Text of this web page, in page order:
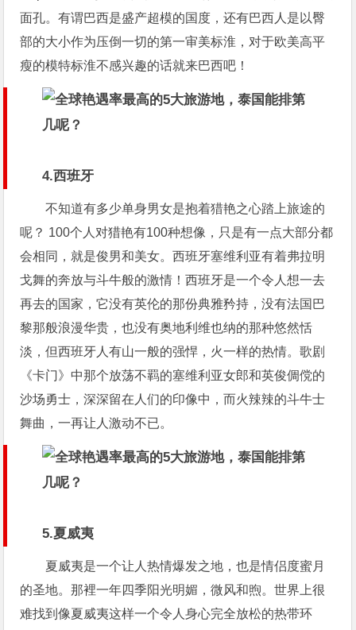
面孔。有谓巴西是盛产超模的国度，还有巴西人是以臀
部的大小作为压倒一切的第一审美标淮，对于欧美高平
瘦的模特标淮不感兴趣的话就来巴西吧！
4.西班牙
不知道有多少单身男女是抱着猎艳之心踏上旅途的
呢？ 100个人对猎艳有100种想像，只是有一点大部分都
会相同，就是俊男和美女。西班牙塞维利亚有着弗拉明
戈舞的奔放与斗牛般的激情！西班牙是一个令人想一去
再去的国家，它没有英伦的那份典雅矜持，没有法国巴
黎那般浪漫华贵，也没有奥地利维也纳的那种悠然恬
淡，但西班牙人有山一般的强悍，火一样的热情。歌剧
《卡门》中那个放荡不羁的塞维利亚女郎和英俊倜傥的
沙场勇士，深深留在人们的印像中，而火辣辣的斗牛士
舞曲，一再让人激动不已。
5.夏威夷
夏威夷是一个让人热情爆发之地，也是情侣度蜜月
的圣地。那裡一年四季阳光明媚，微风和煦。世界上很
难找到像夏威夷这样一个令人身心完全放松的热带环